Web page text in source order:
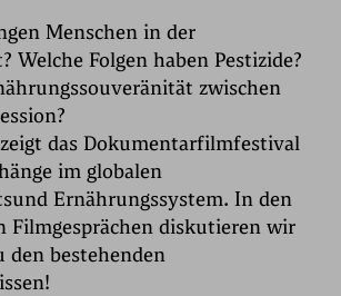
Menschen in der
Welche Folgen haben Pestizide?
zwischen
das Dokumentarfilmfestival
im globalen
Ernährungssystem. In den
Filmgesprächen diskutieren wir
bestehenden